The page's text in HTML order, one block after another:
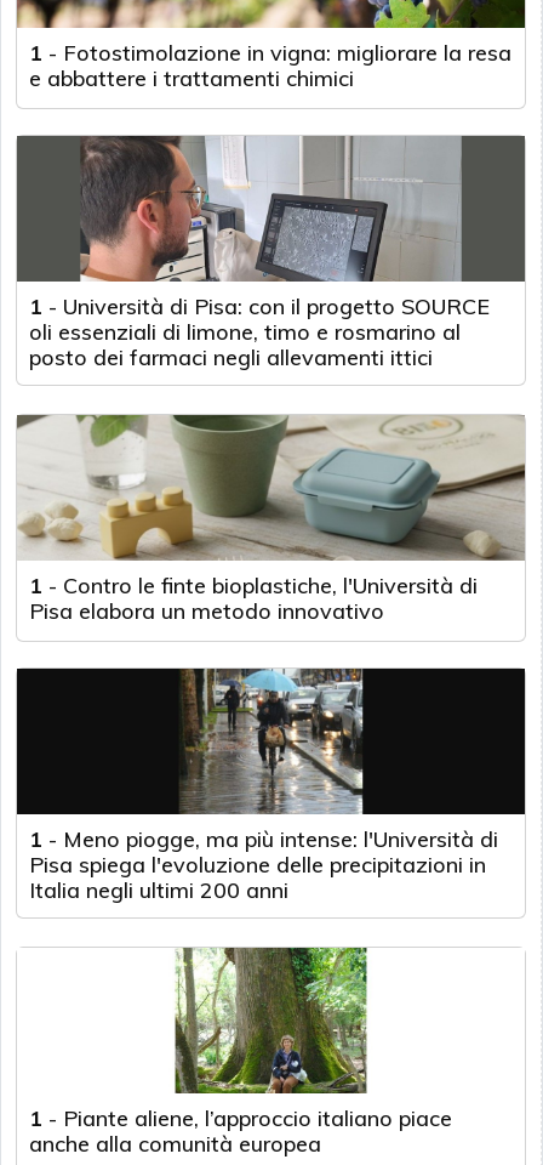
1 - Fotostimolazione in vigna: migliorare la resa
e abbattere i trattamenti chimici
1 - Università di Pisa: con il progetto SOURCE
oli essenziali di limone, timo e rosmarino al
posto dei farmaci negli allevamenti ittici
1 - Contro le finte bioplastiche, l'Università di
Pisa elabora un metodo innovativo
1 - Meno piogge, ma più intense: l'Università di
Pisa spiega l'evoluzione delle precipitazioni in
Italia negli ultimi 200 anni
1 - Piante aliene, l’approccio italiano piace
anche alla comunità europea